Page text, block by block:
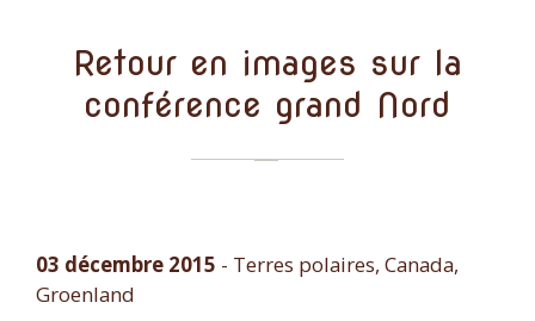
Retour en images sur la
conférence grand Nord
03 décembre 2015 - Terres polaires, Canada,
Groenland